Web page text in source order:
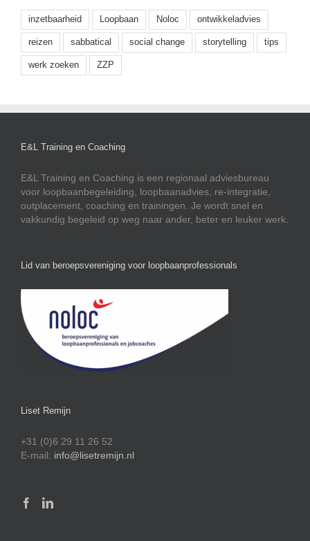
inzetbaarheid Loopbaan Noloc ontwikkeladvies
reizen sabbatical social change storytelling tips
werk zoeken ZZP
E&L Training en Coaching
E&L Training en Coaching is een regionaal adviesbureau
voor loopbaanbegeleiding, loopbaanadvies, re-integratie,
outplacement, coaching en trainingen. Je wordt snel en
vakkundig begeleid op weg naar ander, beter en leuker werk.
Lid van beroepsvereniging voor loopbaanprofessionals
Liset Remijn
+31 (0)6 29 11 26 52
E-mail: info@lisetremijn.nl